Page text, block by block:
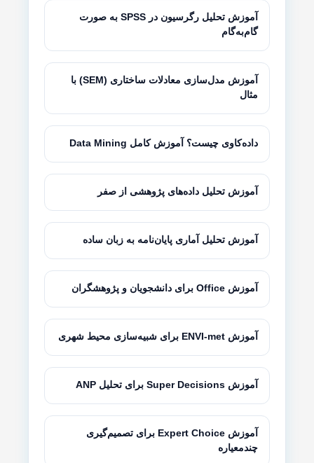
آموزش تحلیل رگرسیون در SPSS به صورت
گام‌به‌گام
آموزش مدل‌سازی معادلات ساختاری (SEM) با
مثال
داده‌کاوی چیست؟ آموزش کامل Data Mining
آموزش تحلیل داده‌های پژوهشی از صفر
آموزش تحلیل آماری پایان‌نامه به زبان ساده
آموزش Office برای دانشجویان و پژوهشگران
آموزش ENVI-met برای شبیه‌سازی محیط شهری
آموزش Super Decisions برای تحلیل ANP
آموزش Expert Choice برای تصمیم‌گیری
چندمعیاره